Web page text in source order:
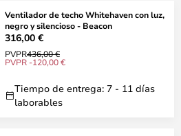
Ventilador de techo Whitehaven con luz,
negro y silencioso - Beacon
316,00 €
PVPR436,00 €
PVPR -120,00 €
Tiempo de entrega: 7 - 11 días
laborables